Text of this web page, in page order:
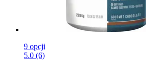
9 opcji
5.0 (6)